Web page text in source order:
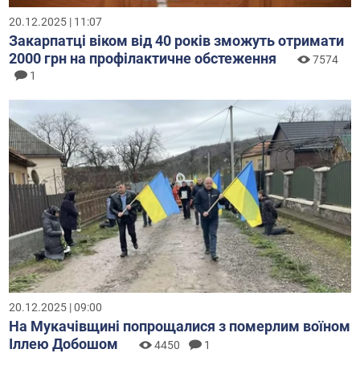
20.12.2025 | 11:07
Закарпатці віком від 40 років зможуть отримати
2000 грн на профілактичне обстеження
7574
1
20.12.2025 | 09:00
На Мукачівщині попрощалися з померлим воїном
Іллею Добошом
4450 1